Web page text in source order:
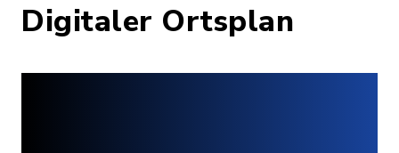
Digitaler Ortsplan